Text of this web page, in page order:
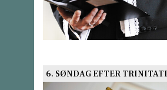
6. SØNDAG EFTER